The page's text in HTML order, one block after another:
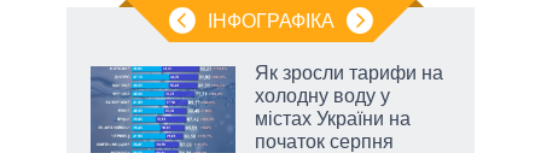
ІНФОГРАФІКА
Як зросли тарифи на
холодну воду у
містах України на
початок серпня